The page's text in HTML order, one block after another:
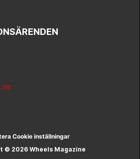
Cookie inställningar
© 2026 Wheels Magazine